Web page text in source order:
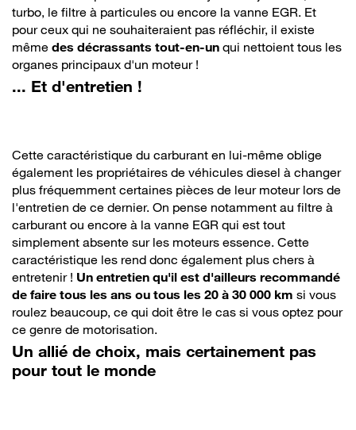
turbo, le filtre à particules ou encore la vanne EGR. Et
pour ceux qui ne souhaiteraient pas réfléchir, il existe
même des décrassants tout-en-un qui nettoient tous les
organes principaux d'un moteur !
... Et d'entretien !
Cette caractéristique du carburant en lui-même oblige
également les propriétaires de véhicules diesel à changer
plus fréquemment certaines pièces de leur moteur lors de
l'entretien de ce dernier. On pense notamment au filtre à
carburant ou encore à la vanne EGR qui est tout
simplement absente sur les moteurs essence. Cette
caractéristique les rend donc également plus chers à
entretenir ! Un entretien qu'il est d'ailleurs recommandé
de faire tous les ans ou tous les 20 à 30 000 km si vous
roulez beaucoup, ce qui doit être le cas si vous optez pour
ce genre de motorisation.
Un allié de choix, mais certainement pas
pour tout le monde